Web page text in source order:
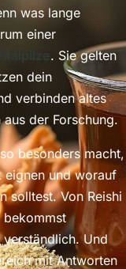
was lange
einer
Vitalpilze. Sie gelten
dein
verbinden altes
der Forschung.
besonders macht,
eignen und worauf
solltest. Von Reishi
bekommst
Und
mit Antworten